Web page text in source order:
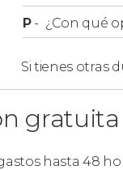
P- ¿Con qué
Si tienes otras
gratuita
gastos hasta 48